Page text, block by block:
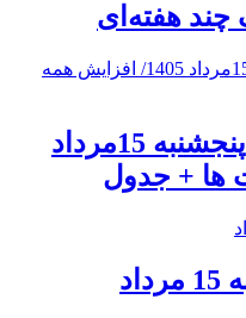
چند هفته‌ای
قیمت طلا و سکه امروز پنجشنبه 15مرداد